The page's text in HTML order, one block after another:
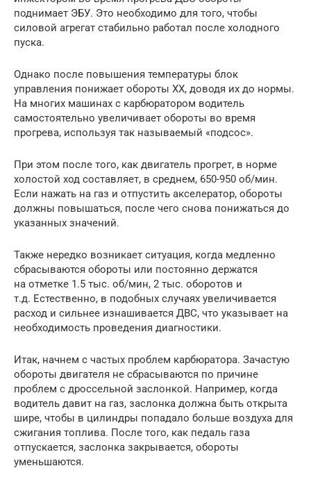
поднимает ЭБУ. Это необходимо для того, чтобы
силовой агрегат стабильно работал после холодного
пуска.
Однако после повышения температуры блок
управления понижает обороты ХХ, доводя их до нормы.
На многих машинах с карбюратором водитель
самостоятельно увеличивает обороты во время
прогрева, используя так называемый «подсос».
При этом после того, как двигатель прогрет, в норме
холостой ход составляет, в среднем, 650-950 об/мин.
Если нажать на газ и отпустить акселератор, обороты
должны повышаться, после чего снова понижаться до
указанных значений.
Также нередко возникает ситуация, когда медленно
сбрасываются обороты или постоянно держатся
на отметке 1.5 тыс. об/мин, 2 тыс. оборотов и
т.д. Естественно, в подобных случаях увеличивается
расход и сильнее изнашивается ДВС, что указывает на
необходимость проведения диагностики.
Итак, начнем с частых проблем карбюратора. Зачастую
обороты двигателя не сбрасываются по причине
проблем с дроссельной заслонкой. Например, когда
водитель давит на газ, заслонка должна быть открыта
шире, чтобы в цилиндры попадало больше воздуха для
сжигания топлива. После того, как педаль газа
отпускается, заслонка закрывается, обороты
уменьшаются.